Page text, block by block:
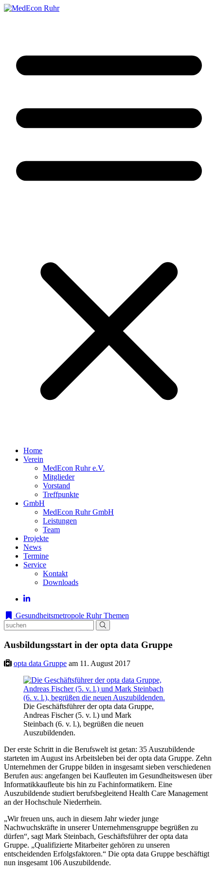
Home
Verein
MedEcon Ruhr e.V.
Mitglieder
Vorstand
Treffpunkte
GmbH
MedEcon Ruhr GmbH
Leistungen
Team
Projekte
News
Termine
Service
Kontakt
Downloads
Gesundheitsmetropole Ruhr Themen
Ausbildungsstart in der opta data Gruppe
opta data Gruppe am 11. August 2017
Die Geschäftsführer der opta data Gruppe,
Andreas Fischer (5. v. l.) und Mark
Steinbach (6. v. l.), begrüßen die neuen
Auszubildenden.
Der erste Schritt in die Berufswelt ist getan: 35 Auszubildende
starteten im August ins Arbeitsleben bei der opta data Gruppe. Zehn
Unternehmen der Gruppe bilden in insgesamt sieben verschiedenen
Berufen aus: angefangen bei Kaufleuten im Gesundheitswesen über
Informatikkaufleute bis hin zu Fachinformatikern. Eine
Auszubildende studiert berufsbegleitend Health Care Management
an der Hochschule Niederrhein.
„Wir freuen uns, auch in diesem Jahr wieder junge
Nachwuchskräfte in unserer Unternehmensgruppe begrüßen zu
dürfen“, sagt Mark Steinbach, Geschäftsführer der opta data
Gruppe. „Qualifizierte Mitarbeiter gehören zu unseren
entscheidenden Erfolgsfaktoren.“ Die opta data Gruppe beschäftigt
nun insgesamt 106 Auszubildende.